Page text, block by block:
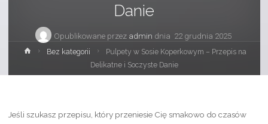
Danie
Opublikowane przez admin dnia 22 grudnia 2025
StronaBez kategorii
Pulpety w Sosie Koperkowym – Przepis na
Delikatne i Soczyste Danie
Jeśli szukasz przepisu, który przeniesie Cię smakowo do czasów